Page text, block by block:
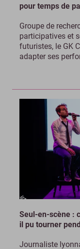
pour temps de
Groupe de
participatives et
futuristes, le GK
adapter ses
Seul-en-scène :
il pu tourner
Journaliste